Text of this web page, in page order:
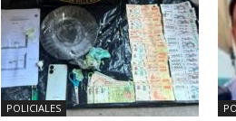
POLICIALES